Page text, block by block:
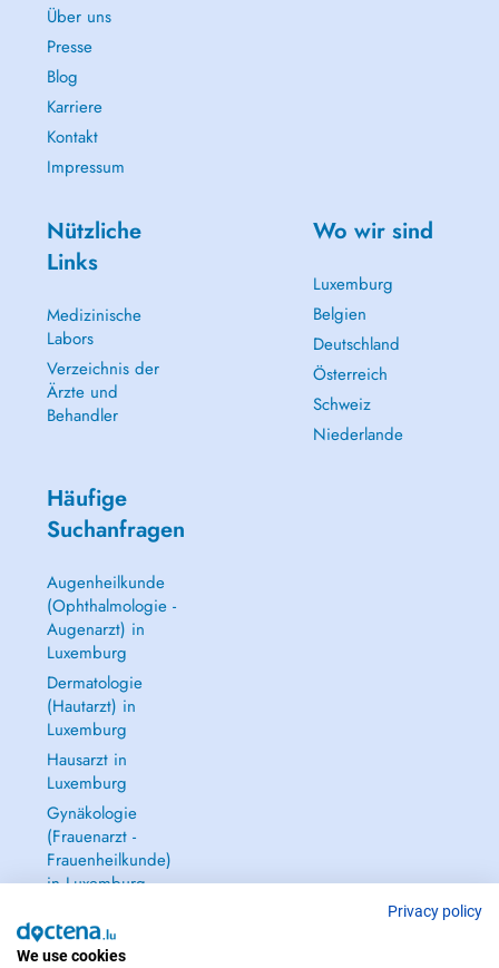
Über uns
Presse
Blog
Karriere
Kontakt
Impressum
Nützliche
Links
Medizinische
Labors
Verzeichnis der
Ärzte und
Behandler
Wo wir sind
Luxemburg
Belgien
Deutschland
Österreich
Schweiz
Niederlande
Häufige
Suchanfragen
Augenheilkunde
(Ophthalmologie -
Augenarzt) in
Luxemburg
Dermatologie
(Hautarzt) in
Luxemburg
Hausarzt in
Luxemburg
Gynäkologie
(Frauenarzt -
Frauenheilkunde)
in Luxemburg
Privacy policy
We use cookies